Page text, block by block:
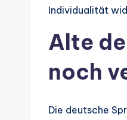
Individualität
Alte
noch
Die deutsche